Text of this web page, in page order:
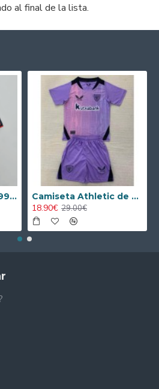
al final de la lista.
Camiseta AC Milan 1995/1996 Local Retro Camiseta Athletic de Bilbao 2024/2025 Alternativo Niño Kit
18.90€ 29.00€